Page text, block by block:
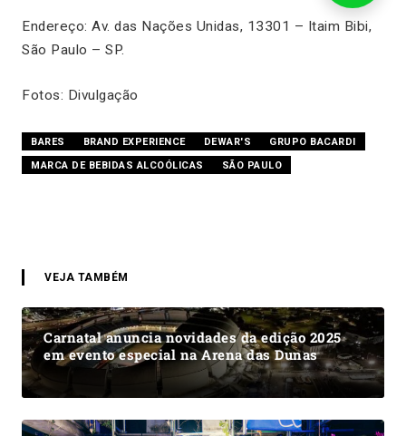
Endereço: Av. das Nações Unidas, 13301 – Itaim Bibi,
São Paulo – SP.
Fotos: Divulgação
BARES BRAND EXPERIENCE DEWAR'S
GRUPO BACARDI
MARCA DE BEBIDAS ALCOÓLICAS
SÃO PAULO
VEJA TAMBÉM
Carnatal anuncia novidades da edição 2025
em evento especial na Arena das Dunas